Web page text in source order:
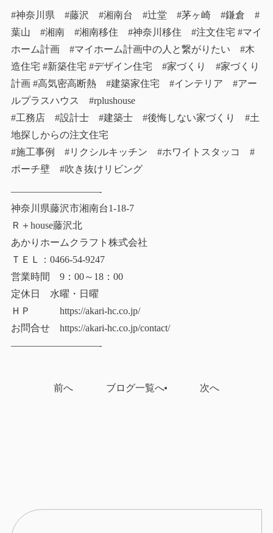
#神奈川県 #藤沢 #湘南台 #辻堂 #茅ヶ崎 #鎌倉 #
葉山 #湘南 #湘南移住 #神奈川移住 #注文住宅 #マイ
ホーム計画 #マイホーム計画中の人と繋がりたい #木
造住宅 #新築住宅 #デザイン住宅 #家づくり #家づくり
計画 #高気密高断熱 #建築家住宅 #インテリア #アー
ルプラスハウス #rplushouse
#工務店 #設計士 #建築士 #後悔しない家づくり #土
地探しからの注文住宅
#施工事例 #リクシルキッチン #ホワイトスタッコ #
ポーチ壁 #吹き抜けリビング
—————————-
神奈川県藤沢市湘南台1-18-7
Ｒ＋house藤沢北
あかりホームクラフト株式会社
ＴＥＬ：0466-54-9247
営業時間 9：00～18：00
定休日 水曜・日曜
ＨＰ https://akari-hc.co.jp/
お問合せ https://akari-hc.co.jp/contact/
—————————-
前へ ブログ一覧へ 次へ